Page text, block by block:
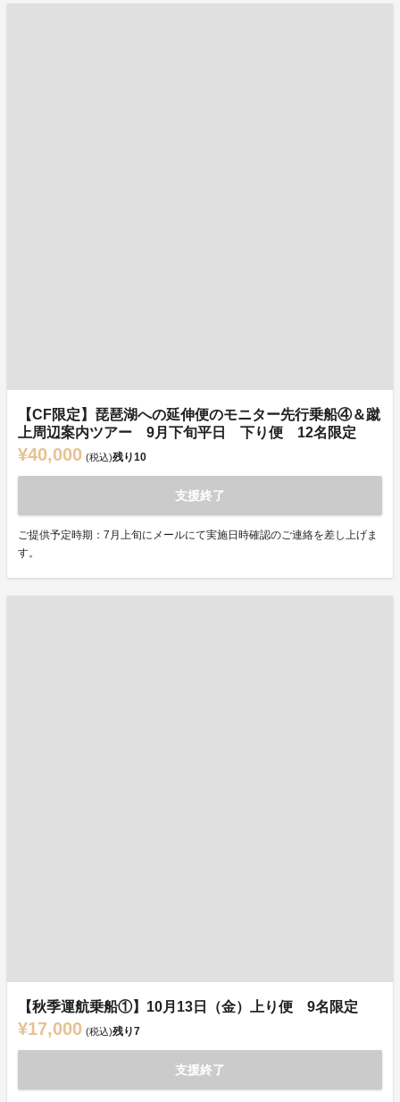
【CF限定】琵琶湖への延伸便のモニター先行乗船④＆蹴
上周辺案内ツアー 9月下旬平日 下り便 12名限定
¥40,000 (税込)残り10
支援終了
ご提供予定時期：7月上旬にメールにて実施日時確認のご連絡を差し上げま
す。
【秋季運航乗船①】10月13日（金）上り便 9名限定
¥17,000 (税込)残り7
支援終了